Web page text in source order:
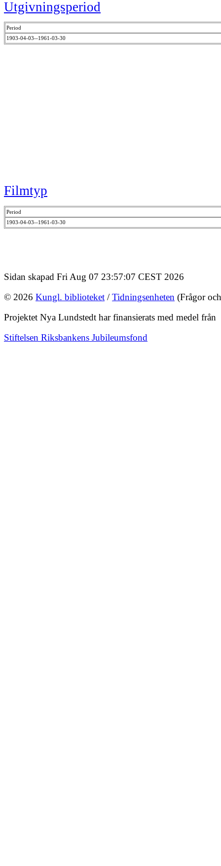
Utgivningsperiod
Period
1903-04-03--1961-03-30
Filmtyp
Period
1903-04-03--1961-03-30
Sidan skapad Fri Aug 07 23:57:07 CEST 2026
© 2026 Kungl. biblioteket /Tidningsenheten (Frågor
Projektet Nya Lundstedt har finansierats med medel från
Stiftelsen Riksbankens Jubileumsfond